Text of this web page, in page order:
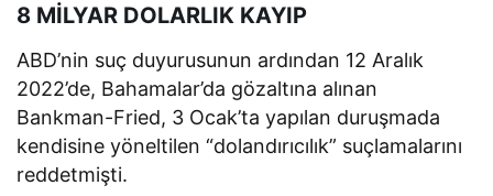
8 MİLYAR DOLARLIK KAYIP
ABD’nin suç duyurusunun ardından 12 Aralık
2022’de, Bahamalar’da gözaltına alınan
Bankman-Fried, 3 Ocak’ta yapılan duruşmada
kendisine yöneltilen “dolandırıcılık” suçlamalarını
reddetmişti.